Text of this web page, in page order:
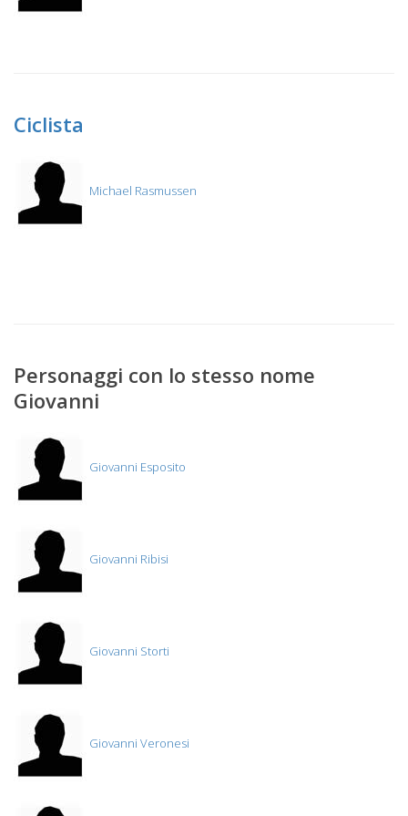
Ciclista
Michael Rasmussen
Personaggi con lo stesso nome
Giovanni
Giovanni Esposito
Giovanni Ribisi
Giovanni Storti
Giovanni Veronesi